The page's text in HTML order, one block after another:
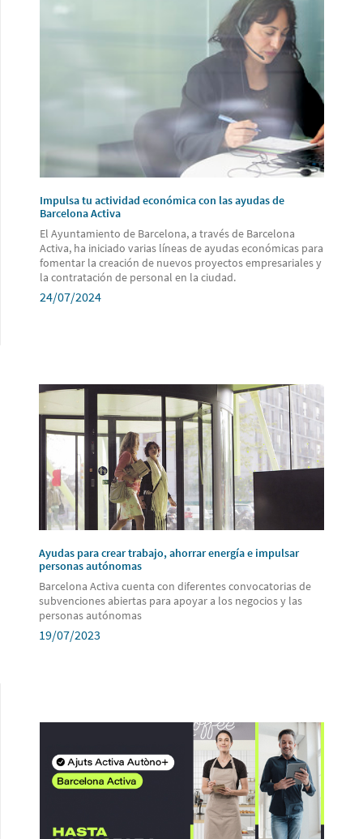
Impulsa tu actividad económica con las ayudas de
Barcelona Activa
El Ayuntamiento de Barcelona, a través de Barcelona
Activa, ha iniciado varias líneas de ayudas económicas para
fomentar la creación de nuevos proyectos empresariales y
la contratación de personal en la ciudad.
24/07/2024
Ayudas para crear trabajo, ahorrar energía e impulsar
personas autónomas
Barcelona Activa cuenta con diferentes convocatorias de
subvenciones abiertas para apoyar a los negocios y las
personas autónomas
19/07/2023